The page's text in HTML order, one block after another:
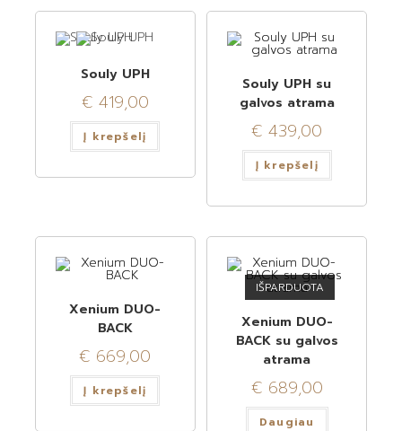
Souly UPH
€419,00
Į krepšelį
Souly UPH su
galvos atrama
€ 439,00
Į krepšelį
Xenium DUO-
BACK
€ 669,00
Į krepšelį
IŠPARDUOTA
Xenium DUO-
BACK su galvos
atrama
€689,00
Daugiau